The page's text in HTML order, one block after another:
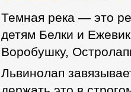
Темная река — это
детям Белки и
Воробушку,
Львинолап